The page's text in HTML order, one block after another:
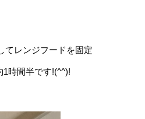
てレンジフードを固定
1時間半です!(^^)!